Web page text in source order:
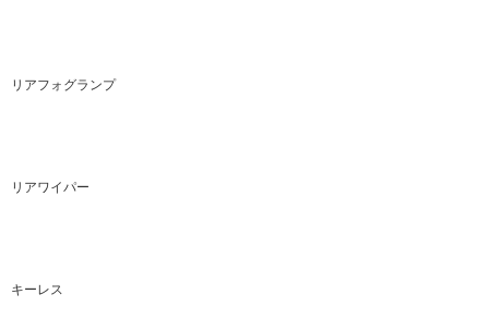
リアフォグランプ
リアワイパー
キーレス